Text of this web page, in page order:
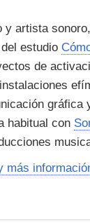
y artista
estudio
de
gráfica
habitual con
más